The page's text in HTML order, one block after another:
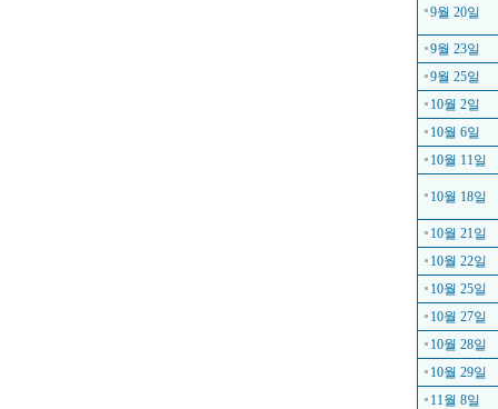
9월 20일
9월 23일
9월 25일
10월 2일
10월 6일
10월 11일
10월 18일
10월 21일
10월 22일
10월 25일
10월 27일
10월 28일
10월 29일
11월 8일